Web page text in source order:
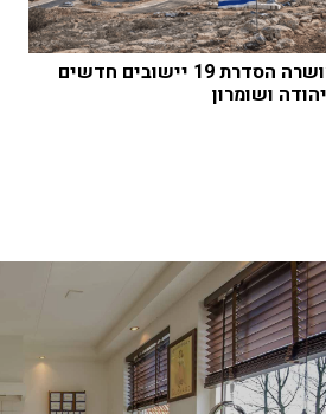
אושרה הסדרת 19 יישובים חדשים
ושומרון